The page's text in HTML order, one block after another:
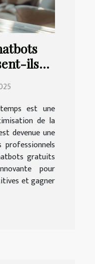
ils
est une
de la
devenue une
gratuits
pour
et gagner